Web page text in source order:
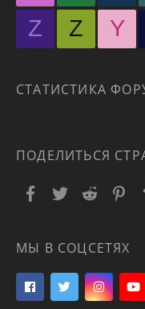
Z
Z Y
СТАТИСТИКА
ПОДЕЛИТЬСЯ
Facebook
TwitterReddit
МЫ В СОЦСЕТЯХ